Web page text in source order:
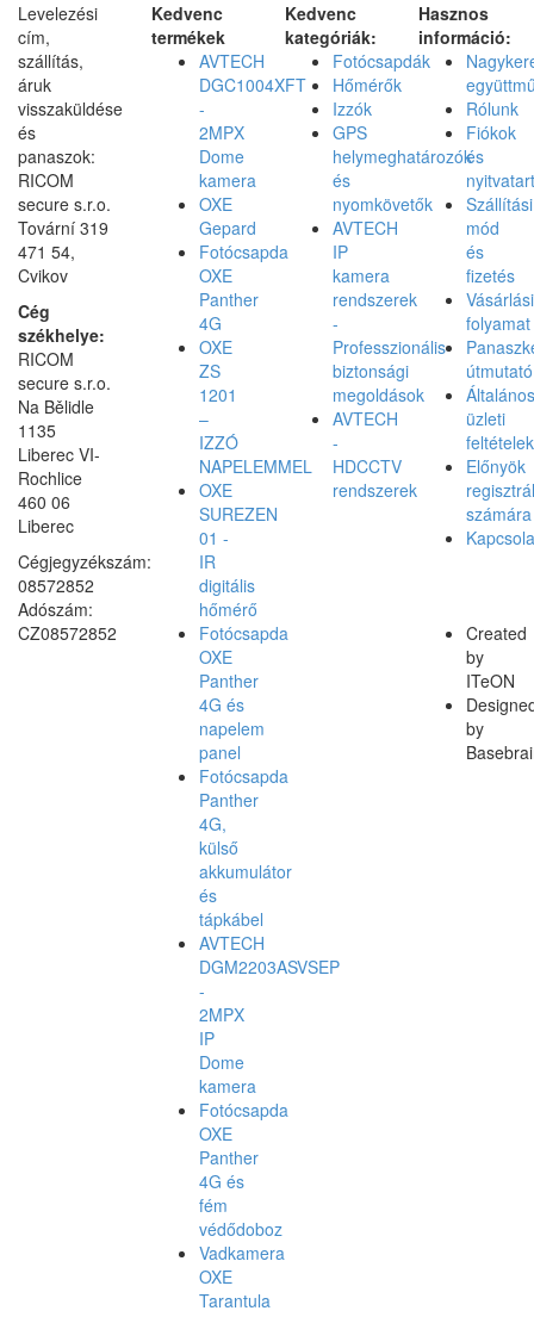
Levelezési
cím,
szállítás,
áruk
visszaküldése
és
panaszok:
RICOM
secure s.r.o.
Tovární 319
471 54,
Cvikov
Cég
székhelye:
RICOM
secure s.r.o.
Na Bělidle
1135
Liberec VI-
Rochlice
460 06
Liberec
Cégjegyzékszám:
08572852
Adószám:
CZ08572852
Kedvenc
termékek
AVTECH
DGC1004XFT
-
2MPX
Dome
kamera
OXE
Gepard
Fotócsapda
OXE
Panther
4G
OXE
ZS
1201
–
IZZÓ
NAPELEMMEL
OXE
SUREZEN
01 -
IR
digitális
hőmérő
Fotócsapda
OXE
Panther
4G és
napelem
panel
Fotócsapda
Panther
4G,
külső
akkumulátor
és
tápkábel
AVTECH
DGM2203ASVSEP
-
2MPX
IP
Dome
kamera
Fotócsapda
OXE
Panther
4G és
fém
védődoboz
Vadkamera
OXE
Tarantula
Kedvenc
kategóriák:
Fotócsapdák
Hőmérők
Izzók
GPS
helymeghatározók
és
nyomkövetők
AVTECH
IP
kamera
rendszerek
-
Professzionális
biztonsági
megoldások
AVTECH
-
HDCCTV
rendszerek
Hasznos
információ:
Rólunk
Fiókok
és
Szállítási
mód
és
fizetés
Vásárlási
folyamat
útmutató
Általános
üzleti
feltételek
Előnyök
számára
Created
by
ITeON
by